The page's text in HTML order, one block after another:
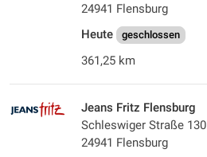
24941 Flensburg
Heute
geschlossen
361,25 km
Jeans Fritz Flensburg
Schleswiger Straße 130
24941 Flensburg